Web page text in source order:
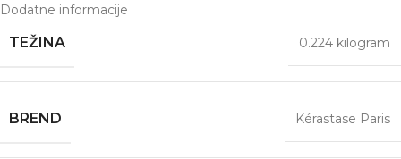
Dodatne informacije
TEŽINA 0.224 kilogram
BREND Kérastase Paris